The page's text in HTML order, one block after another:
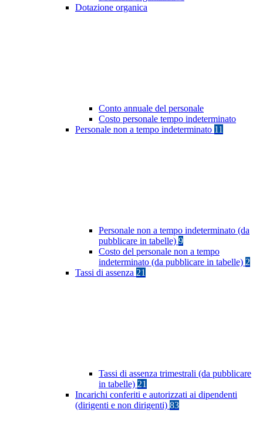
Dotazione organica
Conto annuale del personale
Costo personale tempo indeterminato
Personale non a tempo indeterminato 11
Personale non a tempo indeterminato (da
pubblicare in tabelle) 9
Costo del personale non a tempo
indeterminato (da pubblicare in tabelle) 2
Tassi di assenza 21
Tassi di assenza trimestrali (da pubblicare
in tabelle) 21
Incarichi conferiti e autorizzati ai dipendenti
(dirigenti e non dirigenti) 83